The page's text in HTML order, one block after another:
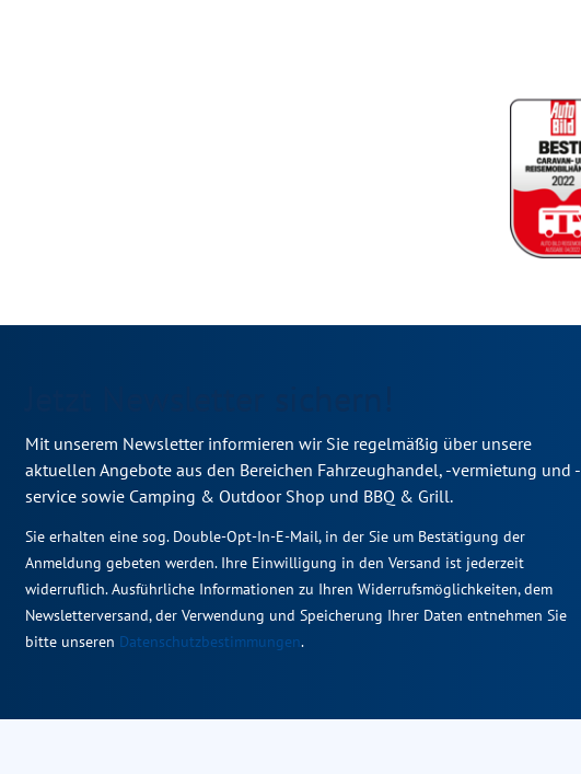
Mit unserem Newsletter informieren wir Sie regelmäßig über unsere
aktuellen Angebote aus den Bereichen Fahrzeughandel, -vermietung und -
service sowie Camping & Outdoor Shop und BBQ & Grill.
Sie erhalten eine sog. Double-Opt-In-E-Mail, in der Sie um Bestätigung der
Anmeldung gebeten werden. Ihre Einwilligung in den Versand ist jederzeit
widerruflich. Ausführliche Informationen zu Ihren Widerrufsmöglichkeiten, dem
Newsletterversand, der Verwendung und Speicherung Ihrer Daten entnehmen Sie
bitte unseren Datenschutzbestimmungen.